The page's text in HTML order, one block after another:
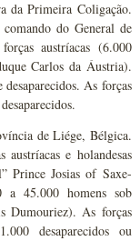
da Primeira Coligação.
do General de
austríacas (6.000
Carlos da Áustria).
As forças
de Liége, Bélgica.
e holandesas
Prince Josias of Saxe-
a 45.000 homens sob
Dumouriez). As forças
desaparecidos ou